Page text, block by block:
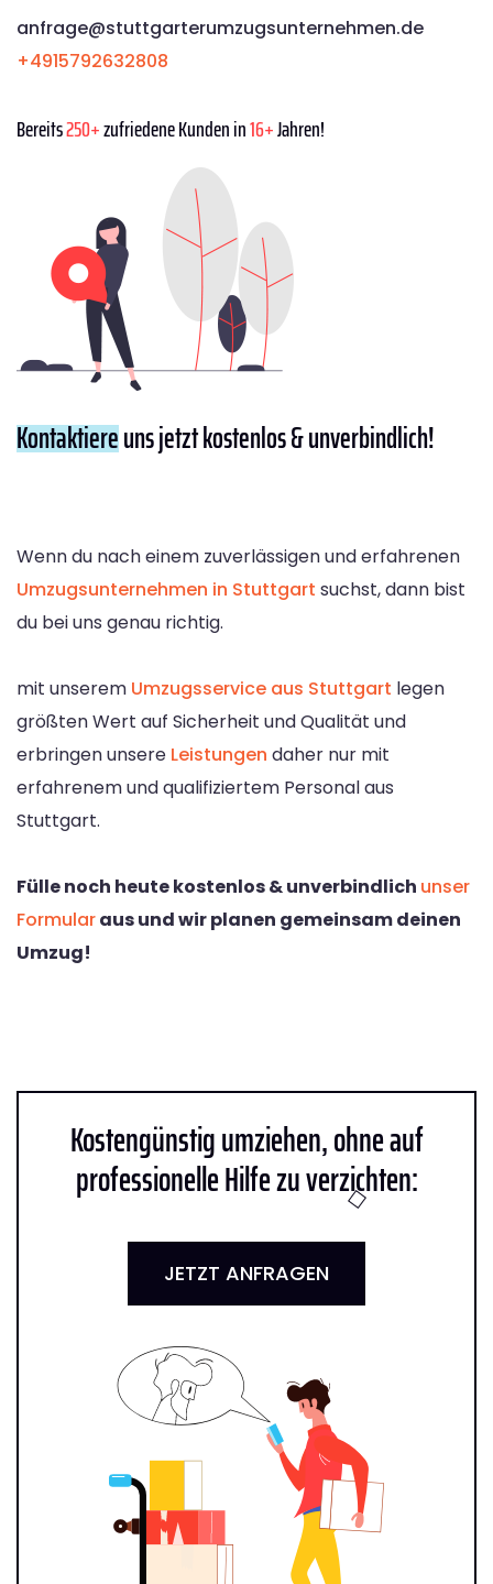
anfrage@stuttgarterumzugsunternehmen.de
+4915792632808
Bereits250+zufriedene Kunden in16+Jahren!
Kontaktiereuns jetzt kostenlos & unverbindlich!
Wenn du nach einem zuverlässigen und erfahrenen
Umzugsunternehmen in Stuttgart suchst, dann bist
du bei uns genau richtig.
mit unserem Umzugsservice aus Stuttgart legen
größten Wert auf Sicherheit und Qualität und
erbringen unsere Leistungen daher nur mit
erfahrenem und qualifiziertem Personal aus
Stuttgart.
Fülle noch heute kostenlos & unverbindlich unser
Formularaus und wir planen gemeinsam deinen
Umzug!
Kostengünstig umziehen, ohne auf
professionelle Hilfe zu verzichten:
JETZT ANFRAGEN